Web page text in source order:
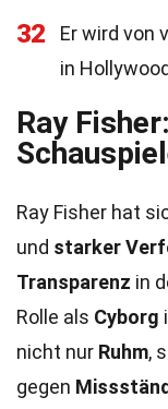
32
Er wird von
in
Ray
Ray Fisher hat
und starker
Transparenz in
Rolle als Cyborg
nicht nur Ruhm,
gegen